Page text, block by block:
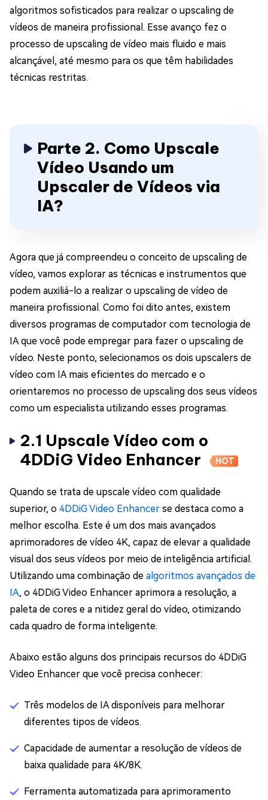
algoritmos sofisticados para realizar o upscaling de
vídeos de maneira profissional. Esse avanço fez o
processo de upscaling de vídeo mais fluido e mais
alcançável, até mesmo para os que têm habilidades
técnicas restritas.
Parte 2. Como Upscale
Vídeo Usando um
Upscaler de Vídeos via
IA?
Agora que já compreendeu o conceito de upscaling de
vídeo, vamos explorar as técnicas e instrumentos que
podem auxiliá-lo a realizar o upscaling de vídeo de
maneira profissional. Como foi dito antes, existem
diversos programas de computador com tecnologia de
IA que você pode empregar para fazer o upscaling de
vídeo. Neste ponto, selecionamos os dois upscalers de
vídeo com IA mais eficientes do mercado e o
orientaremos no processo de upscaling dos seus vídeos
como um especialista utilizando esses programas.
2.1 Upscale Vídeo com o
4DDiG Video Enhancer
HOT
Quando se trata de upscale vídeo com qualidade
superior, o 4DDiG Video Enhancer se destaca como a
melhor escolha. Este é um dos mais avançados
aprimoradores de vídeo 4K, capaz de elevar a qualidade
visual dos seus vídeos por meio de inteligência artificial.
Utilizando uma combinação de algoritmos avançados de
IA, o 4DDiG Video Enhancer aprimora a resolução, a
paleta de cores e a nitidez geral do vídeo, otimizando
cada quadro de forma inteligente.
Abaixo estão alguns dos principais recursos do 4DDiG
Video Enhancer que você precisa conhecer:
Três modelos de IA disponíveis para melhorar
diferentes tipos de vídeos.
Capacidade de aumentar a resolução de vídeos de
baixa qualidade para 4K/8K.
Ferramenta automatizada para aprimoramento